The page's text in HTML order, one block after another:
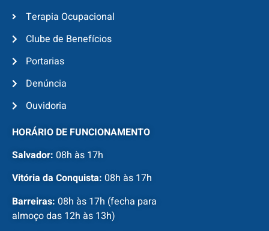
Terapia Ocupacional
Clube de Benefícios
Portarias
Denúncia
Ouvidoria
HORÁRIO DE FUNCIONAMENTO
Salvador: 08h às 17h
Vitória da Conquista: 08h às 17h
Barreiras: 08h às 17h (fecha para
almoço das 12h às 13h)